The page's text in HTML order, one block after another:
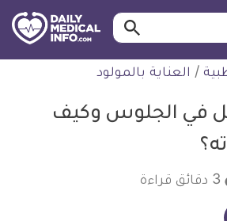
طبية
ابحث…
/ العناية بالمولود
في الجلوس وكيف
3 دقائق قراءة
- ديلي ميديكال انفو